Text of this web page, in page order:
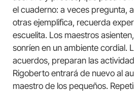
el cuaderno: a veces pregunta,
otras ejemplifica, recuerda
escuelita. Los maestros
sonríen en un ambiente cordial.
acuerdos, preparan las
Rigoberto entrará de nuevo al
maestro de los pequeños.